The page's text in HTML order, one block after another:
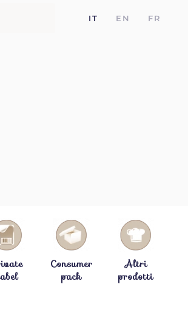
IT EN FR
Consumer
pack
Altri
prodotti